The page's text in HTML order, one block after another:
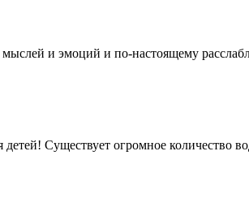
и эмоций и по-настоящему
Существует огромное количество